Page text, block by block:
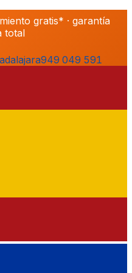
gratis* · garantía
total
949 049 591